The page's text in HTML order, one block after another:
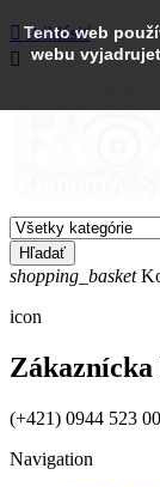
Tento web
webu
 Prihlásiť

Hľadať
shopping_basket
icon
(+421) 0944 523
Navigation